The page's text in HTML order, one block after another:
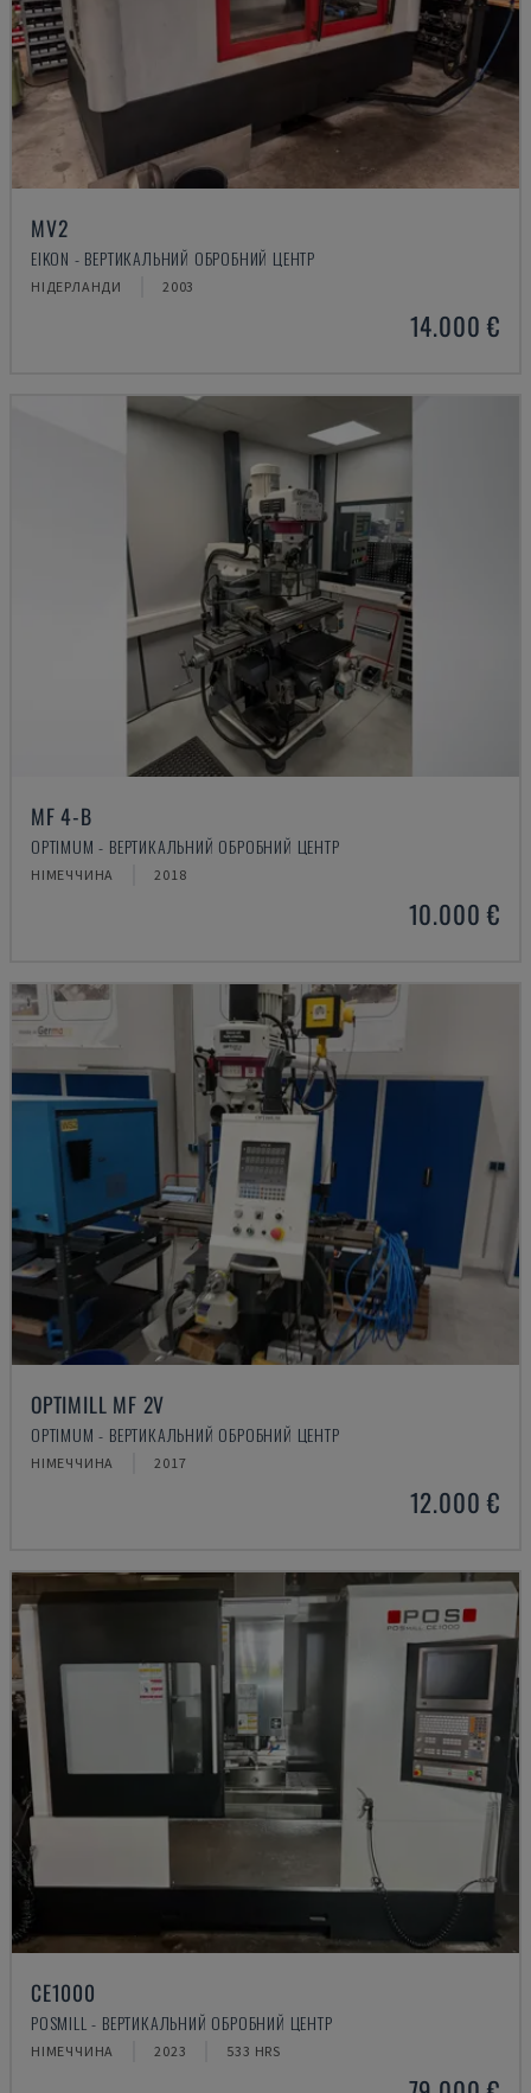
MV2
EIKON - ВЕРТИКАЛЬНИЙ ОБРОБНИЙ ЦЕНТР
НІДЕРЛАНДИ 2003
14.000 €
MF 4-B
OPTIMUM - ВЕРТИКАЛЬНИЙ ОБРОБНИЙ ЦЕНТР
НІМЕЧЧИНА 2018
10.000 €
OPTIMILL MF 2V
OPTIMUM - ВЕРТИКАЛЬНИЙ ОБРОБНИЙ ЦЕНТР
НІМЕЧЧИНА 2017
12.000 €
CE1000
POSMILL - ВЕРТИКАЛЬНИЙ ОБРОБНИЙ ЦЕНТР
НІМЕЧЧИНА 2023 533 HRS